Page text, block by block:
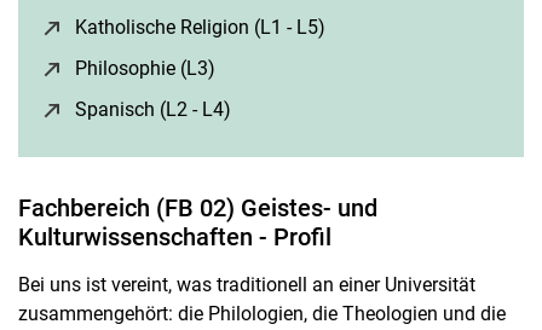
Katholische Religion (L1 - L5)
Philosophie (L3)
Spanisch (L2 - L4)
Fachbereich (FB 02) Geistes- und
Kulturwissenschaften - Profil
Bei uns ist vereint, was traditionell an einer Universität
zusammengehört: die Philologien, die Theologien und die